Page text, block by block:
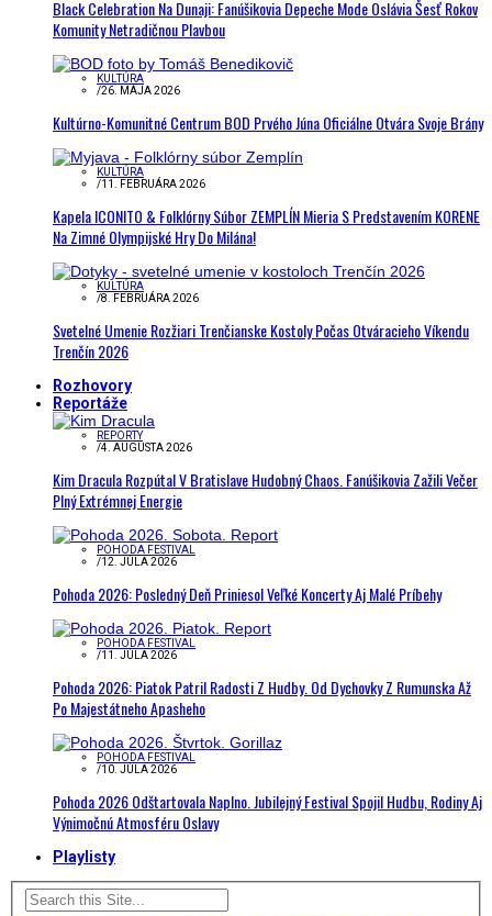
Black Celebration Na Dunaji: Fanúšikovia Depeche Mode Oslávia Šesť Rokov
Komunity Netradičnou Plavbou
KULTÚRA
/26. MÁJA 2026
Kultúrno-Komunitné Centrum BOD Prvého Júna Oficiálne Otvára Svoje Brány
KULTÚRA
/11. FEBRUÁRA 2026
Kapela ICONITO & Folklórny Súbor ZEMPLÍN Mieria S Predstavením KORENE
Na Zimné Olympijské Hry Do Milána!
KULTÚRA
/8. FEBRUÁRA 2026
Svetelné Umenie Rozžiari Trenčianske Kostoly Počas Otváracieho Víkendu
Trenčín 2026
Rozhovory
Reportáže
REPORTY
/4. AUGUSTA 2026
Kim Dracula Rozpútal V Bratislave Hudobný Chaos. Fanúšikovia Zažili Večer
Plný Extrémnej Energie
POHODA FESTIVAL
/12. JÚLA 2026
Pohoda 2026: Posledný Deň Priniesol Veľké Koncerty Aj Malé Príbehy
POHODA FESTIVAL
/11. JÚLA 2026
Pohoda 2026: Piatok Patril Radosti Z Hudby. Od Dychovky Z Rumunska Až
Po Majestátneho Apasheho
POHODA FESTIVAL
/10. JÚLA 2026
Pohoda 2026 Odštartovala Naplno. Jubilejný Festival Spojil Hudbu, Rodiny Aj
Výnimočnú Atmosféru Oslavy
Playlisty